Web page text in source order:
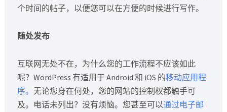
个时间的帖子，以便您可以在方便的时候进行写作。
随处发布
互联网无处不在，为什么您的工作流程不应该如此
呢？WordPress 有适用于 Android 和 iOS 的移动应用程
序。 无论您身在何处，您的网站的控制权都触手可
及。电话未列出？没有烦恼。您甚至可以通过电子邮